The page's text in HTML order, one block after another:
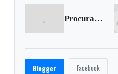
Procurador pidió declarar la nulidad de la sentencia sobre adopción gay
Blogger Facebook